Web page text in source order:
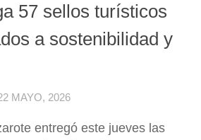
57 sellos turísticos
a sostenibilidad y
MAYO, 2026
entregó este jueves las